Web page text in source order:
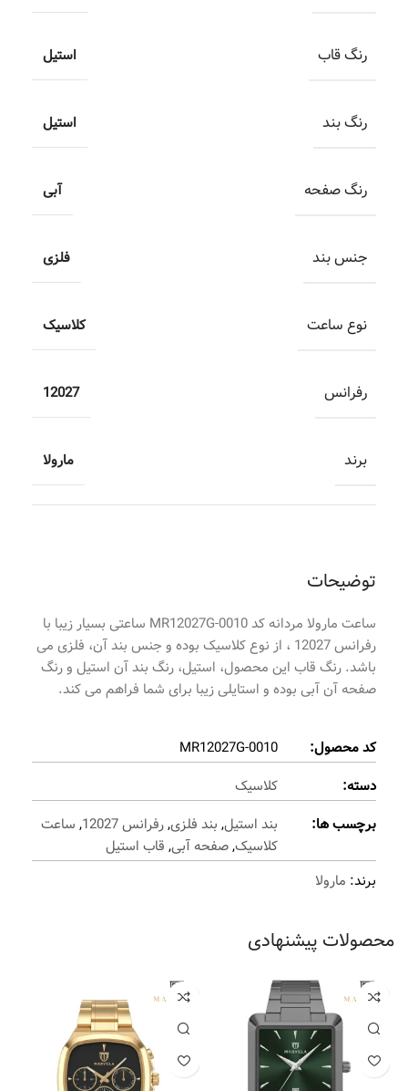
توضیحات
ساعت مارولا مردانه کد MR12027G-0010 ساعتی بسیار زیبا با
رفرانس 12027 ، از نوع کلاسیک بوده و جنس بند آن، فلزی می
باشد. رنگ قاب این محصول، استیل، رنگ بند آن استیل و رنگ
صفحه آن آبی بوده و استایلی زیبا برای شما فراهم می کند.
کد محصول:
MR12027G-0010
دسته:
کلاسیک
برچسب ها:
بند استیل, بند فلزی,رفرانس 12027 , ساعت
کلاسیک,صفحه آبی, قاب استیل
برند: مارولا
رنگ قاب استیل
رنگ بند استیل
رنگ صفحه آبی
جنس بند فلزی
نوع ساعت کلاسیک
رفرانس 12027
برند مارولا
محصولات پیشنهادی